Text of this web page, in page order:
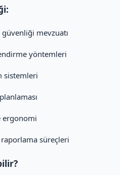
güvenliği mevzuatı
yöntemleri
sistemleri
ergonomi
süreçleri